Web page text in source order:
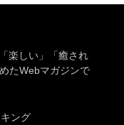
楽しい」「癒され
たWebマガジンで
ング